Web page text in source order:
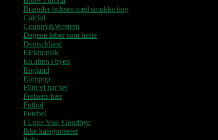
Brænder boksen med smukke ting
Calcio!
Country&Western
Dagene løber som heste
Deutschland
Elektronisk
En aften i byen
England
Europop
Film vi har set
Frelsens hær
Futbol
Futebol
I Love You, Goodbye
Ikke kategoriseret